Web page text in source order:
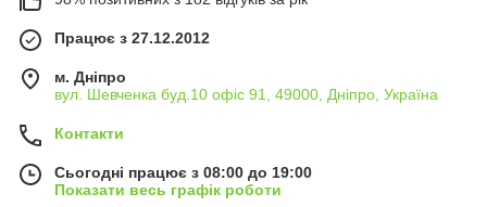
Працює з 27.12.2012
м. Дніпро
вул. Шевченка буд.10 офіс 91, 49000, Дніпро, Україна
Контакти
Сьогодні працює з 08:00 до 19:00
Показати весь графік роботи